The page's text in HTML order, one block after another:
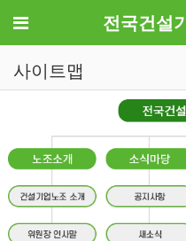
메뉴 전국건설
사이트맵